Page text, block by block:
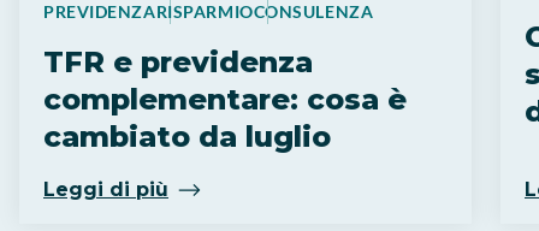
PREVIDENZARISPARMIOCONSULENZA
TFR e previdenza
complementare: cosa è
cambiato da luglio
Leggi di più